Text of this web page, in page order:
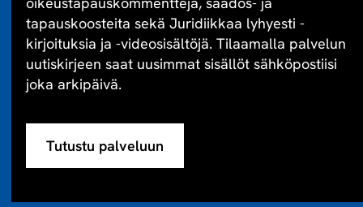
tapauskoosteita sekä Juridiikkaa lyhyesti -
kirjoituksia ja -videosisältöjä. Tilaamalla palvelun
uutiskirjeen saat uusimmat sisällöt sähköpostiisi
joka arkipäivä.
Tutustu palveluun